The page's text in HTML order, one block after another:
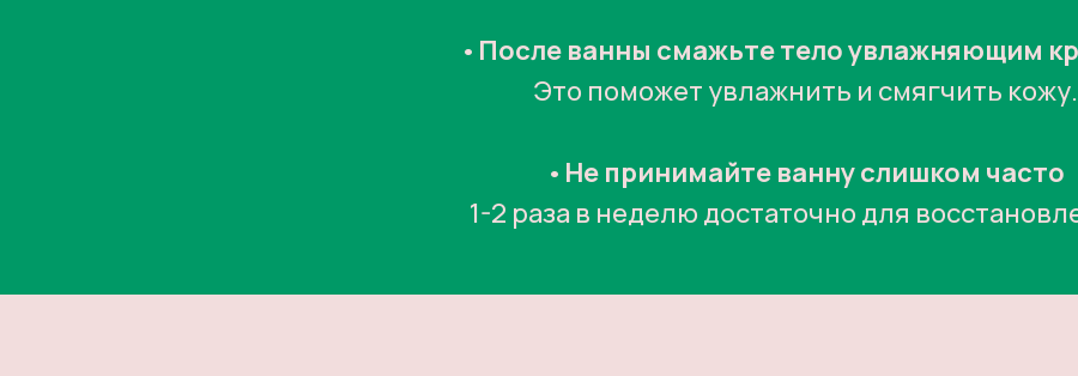
• После ванны смажьте тело увлажняющим
Это поможет увлажнить и смягчить кожу.
• Не принимайте ванну слишком часто
1-2 раза в неделю достаточно для